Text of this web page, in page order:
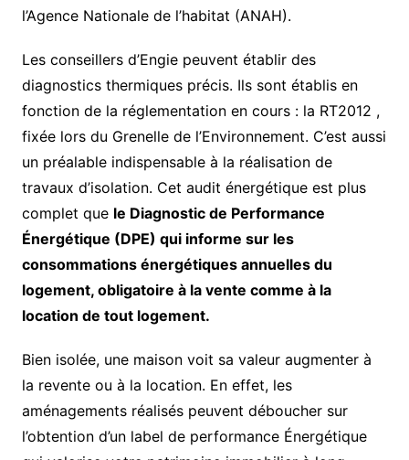
l’Agence Nationale de l’habitat (ANAH).
Les conseillers d’Engie peuvent établir des
diagnostics thermiques précis. Ils sont établis en
fonction de la réglementation en cours : la RT2012 ,
fixée lors du Grenelle de l’Environnement. C’est aussi
un préalable indispensable à la réalisation de
travaux d’isolation. Cet audit énergétique est plus
complet que le Diagnostic de Performance
Énergétique (DPE) qui informe sur les
consommations énergétiques annuelles du
logement, obligatoire à la vente comme à la
location de tout logement.
Bien isolée, une maison voit sa valeur augmenter à
la revente ou à la location. En effet, les
aménagements réalisés peuvent déboucher sur
l’obtention d’un label de performance Énergétique